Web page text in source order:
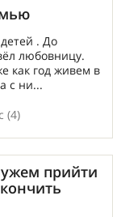
. До
любовницу.
как год живем в
с ни...
(4)
прийти